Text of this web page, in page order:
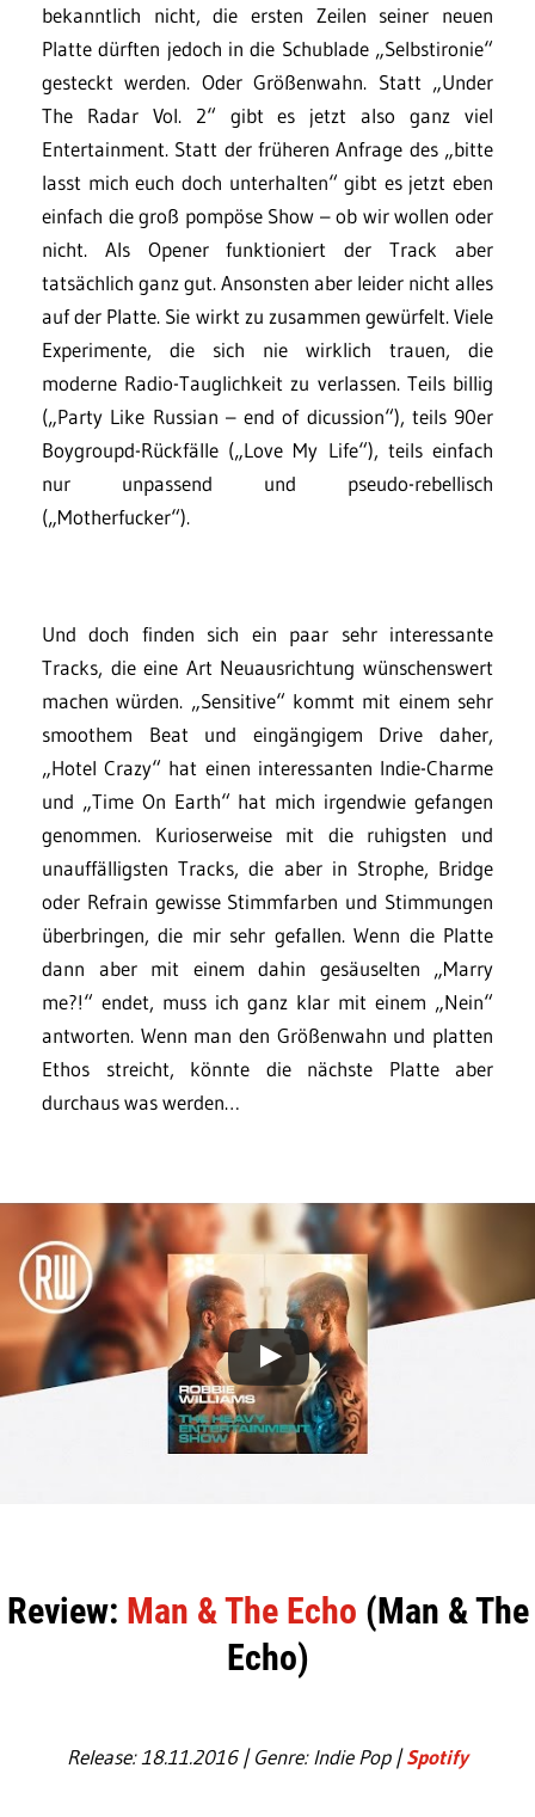
bekanntlich nicht, die ersten Zeilen seiner neuen
Platte dürften jedoch in die Schublade „Selbstironie“
gesteckt werden. Oder Größenwahn. Statt „Under
The Radar Vol. 2“ gibt es jetzt also ganz viel
Entertainment. Statt der früheren Anfrage des „bitte
lasst mich euch doch unterhalten“ gibt es jetzt eben
einfach die groß pompöse Show – ob wir wollen oder
nicht. Als Opener funktioniert der Track aber
tatsächlich ganz gut. Ansonsten aber leider nicht alles
auf der Platte. Sie wirkt zu zusammen gewürfelt. Viele
Experimente, die sich nie wirklich trauen, die
moderne Radio-Tauglichkeit zu verlassen. Teils billig
(„Party Like Russian – end of dicussion“), teils 90er
Boygroupd-Rückfälle („Love My Life“), teils einfach
nur unpassend und pseudo-rebellisch
(„Motherfucker“).
Und doch finden sich ein paar sehr interessante
Tracks, die eine Art Neuausrichtung wünschenswert
machen würden. „Sensitive“ kommt mit einem sehr
smoothem Beat und eingängigem Drive daher,
„Hotel Crazy“ hat einen interessanten Indie-Charme
und „Time On Earth“ hat mich irgendwie gefangen
genommen. Kurioserweise mit die ruhigsten und
unauffälligsten Tracks, die aber in Strophe, Bridge
oder Refrain gewisse Stimmfarben und Stimmungen
überbringen, die mir sehr gefallen. Wenn die Platte
dann aber mit einem dahin gesäuselten „Marry
me?!“ endet, muss ich ganz klar mit einem „Nein“
antworten. Wenn man den Größenwahn und platten
Ethos streicht, könnte die nächste Platte aber
durchaus was werden…
Review: Man & The Echo (Man & The
Echo)
Release: 18.11.2016 | Genre: Indie Pop |Spotify